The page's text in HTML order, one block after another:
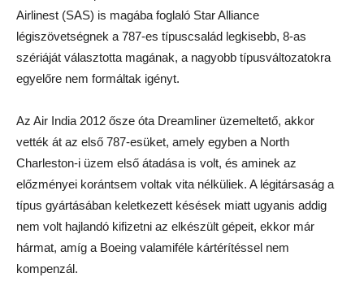
Airlinest (SAS) is magába foglaló Star Alliance
légiszövetségnek a 787-es típuscsalád legkisebb, 8-as
szériáját választotta magának, a nagyobb típusváltozatokra
egyelőre nem formáltak igényt.
Az Air India 2012 ősze óta Dreamliner üzemeltető, akkor
vették át az első 787-esüket, amely egyben a North
Charleston-i üzem első átadása is volt, és aminek az
előzményei korántsem voltak vita nélküliek. A légitársaság a
típus gyártásában keletkezett késések miatt ugyanis addig
nem volt hajlandó kifizetni az elkészült gépeit, ekkor már
hármat, amíg a Boeing valamiféle kártérítéssel nem
kompenzál.